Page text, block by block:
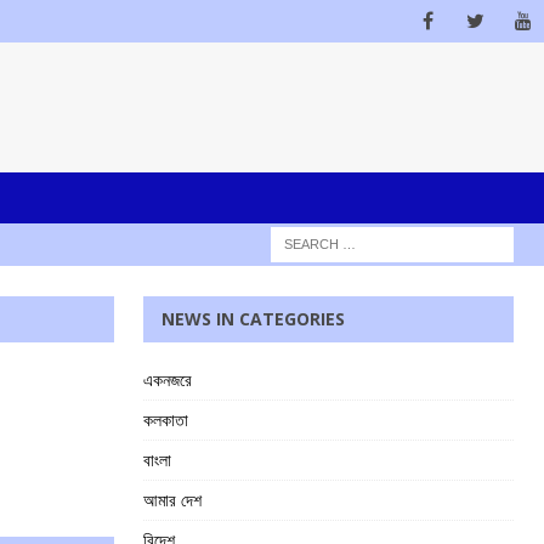
NEWS IN CATEGORIES
একনজরে
কলকাতা
বাংলা
আমার দেশ